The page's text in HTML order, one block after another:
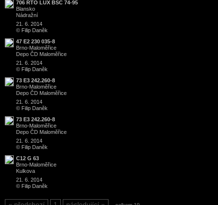
706 RTO LUX BSC 74-95
Blansko
Nádražní
21. 6. 2014
© Filip Daněk
47 E2 230 035-8
Brno-Maloměřice
Depo ČD Maloměřice
21. 6. 2014
© Filip Daněk
73 E3 242.260-8
Brno-Maloměřice
Depo ČD Maloměřice
21. 6. 2014
© Filip Daněk
73 E3 242.260-8
Brno-Maloměřice
Depo ČD Maloměřice
21. 6. 2014
© Filip Daněk
C12 G 63
Brno-Maloměřice
Kulkova
21. 6. 2014
© Filip Daněk